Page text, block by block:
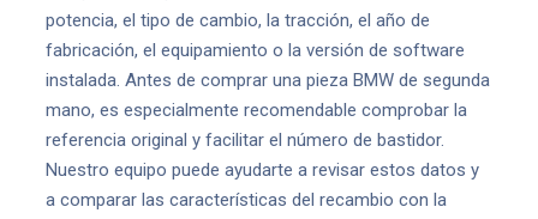
potencia, el tipo de cambio, la tracción, el año de
fabricación, el equipamiento o la versión de software
instalada. Antes de comprar una pieza BMW de segunda
mano, es especialmente recomendable comprobar la
referencia original y facilitar el número de bastidor.
Nuestro equipo puede ayudarte a revisar estos datos y
a comparar las características del recambio con la